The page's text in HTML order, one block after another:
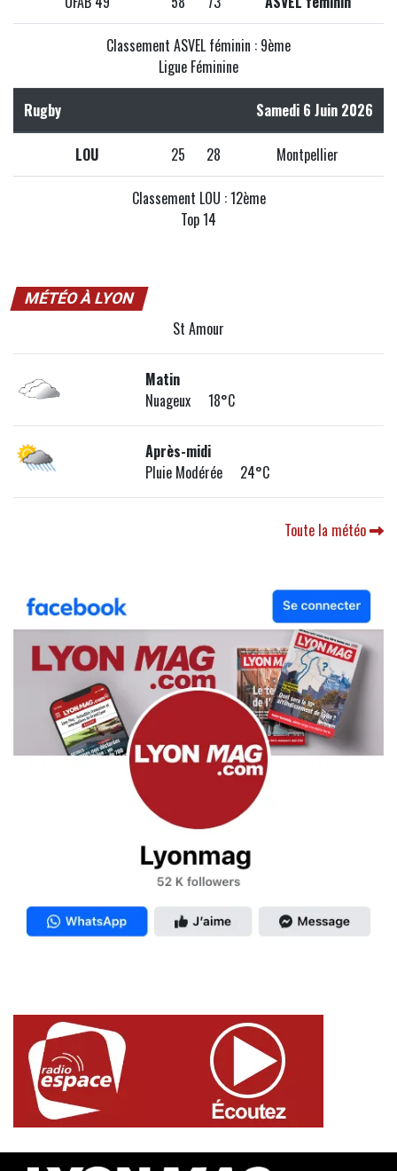
Classement ASVEL féminin : 9ème
Ligue Féminine
Rugby Samedi 6 Juin 2026
LOU 25 28 Montpellier
Classement LOU : 12ème
Top 14
MÉTÉO À LYON
St Amour
Matin
Nuageux 18°C
Après-midi
Pluie Modérée 24°C
Toute la météo